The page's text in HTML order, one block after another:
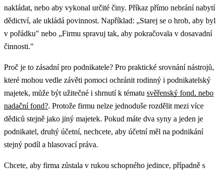
nakládat, nebo aby vykonal určité činy. Příkaz přímo nebrání nabytí
dědictví, ale ukládá povinnost. Například: „Starej se o hrob, aby byl
v pořádku" nebo „Firmu spravuj tak, aby pokračovala v dosavadní
činnosti."
Proč je to zásadní pro podnikatele? Pro praktické srovnání nástrojů,
které mohou vedle závěti pomoci ochránit rodinný i podnikatelský
majetek, může být užitečné i shrnutí k tématu svěřenský fond, nebo
nadační fond?. Protože firmu nelze jednoduše rozdělit mezi více
dědiců stejně jako jiný majetek. Pokud máte dva syny a jeden je
podnikatel, druhý účetní, nechcete, aby účetní měl na podnikání
stejný podíl a hlasovací práva.
Chcete, aby firma zůstala v rukou schopného jedince, případně s